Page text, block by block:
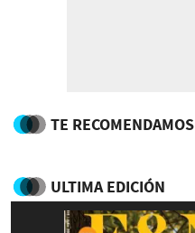
TE RECOMENDAMOS
ULTIMA EDICIÓN